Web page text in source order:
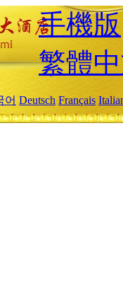
手機版
繁體
어 Deutsch Français